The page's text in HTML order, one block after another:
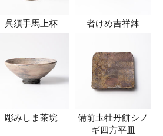
呉須手馬上杯 者けめ吉祥鉢
彫みしま茶垸
備前圡牡丹餅シノ
ギ四方平皿